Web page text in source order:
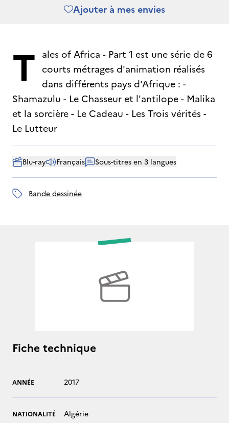
Ajouter à mes envies
T ales of Africa - Part 1 est une série de 6
courts métrages d'animation réalisés
dans différents pays d'Afrique : -
Shamazulu - Le Chasseur et l'antilope - Malika
et la sorcière - Le Cadeau - Les Trois vérités -
Le Lutteur
Blu-ray Français Sous-titres en 3 langues
bande dessinée
Fiche technique
ANNÉE 2017
NATIONALITÉ Algérie